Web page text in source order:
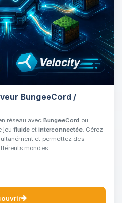
BungeeCord /
réseau avec BungeeCord ou
jeu fluide et interconnectée. Gérez
et permettez des
mondes.